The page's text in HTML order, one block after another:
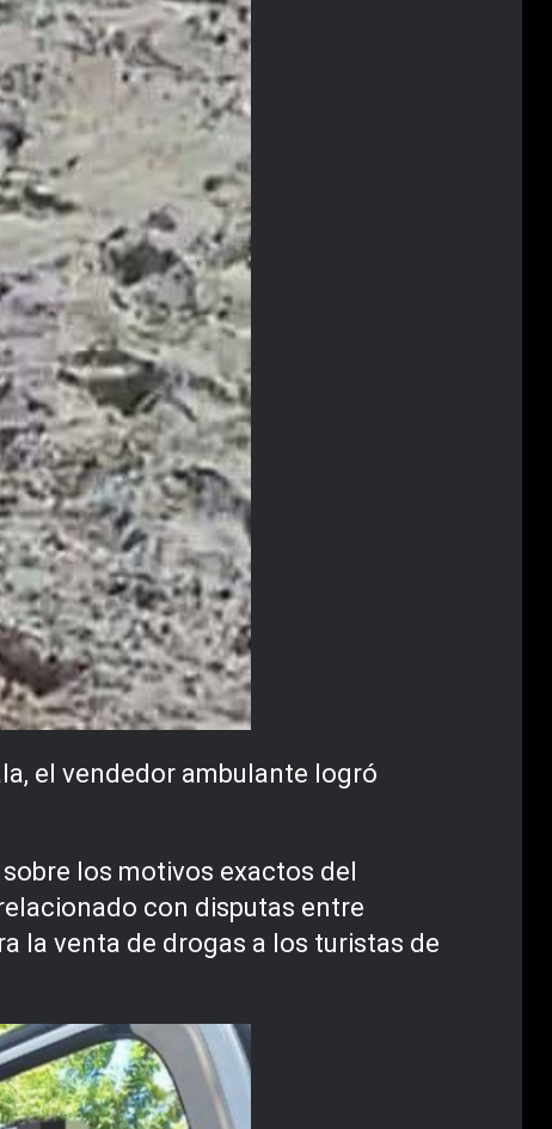
el vendedor ambulante logró
los motivos exactos del
con disputas entre
la venta de drogas a los turistas de